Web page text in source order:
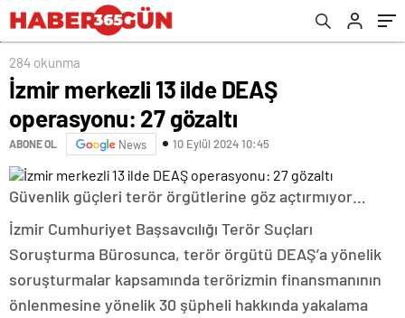
284 okunma
İzmir merkezli 13 ilde DEAŞ
operasyonu: 27 gözaltı
ABONE OL News 10 Eylül 2024 10:45
Güvenlik güçleri terör örgütlerine göz açtırmıyor…
İzmir Cumhuriyet Başsavcılığı Terör Suçları
Soruşturma Bürosunca, terör örgütü DEAŞ’a yönelik
soruşturmalar kapsamında terörizmin finansmanının
önlenmesine yönelik 30 şüpheli hakkında yakalama